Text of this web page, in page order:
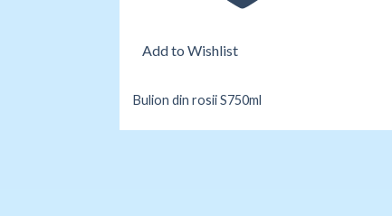
Add to Wishlist
Bulion din rosii S750ml